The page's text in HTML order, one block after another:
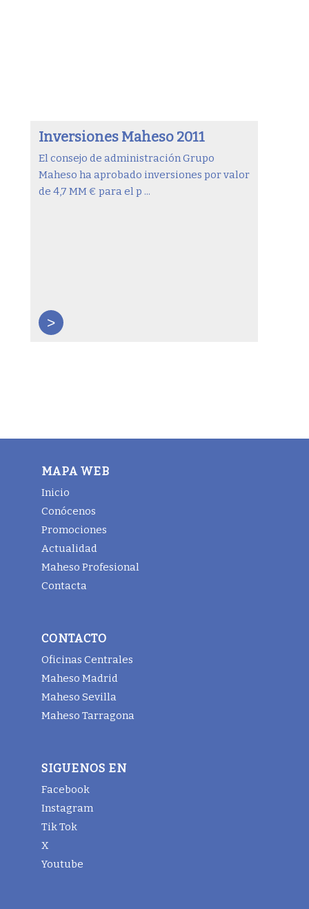
Inversiones Maheso 2011
El consejo de administración Grupo
Maheso ha aprobado inversiones por valor
de 4,7 MM € para el p ...
>
MAPA WEB
Inicio
Conócenos
Promociones
Actualidad
Maheso Profesional
Contacta
CONTACTO
Oficinas Centrales
Maheso Madrid
Maheso Sevilla
Maheso Tarragona
SIGUENOS EN
Facebook
Instagram
Tik Tok
X
Youtube